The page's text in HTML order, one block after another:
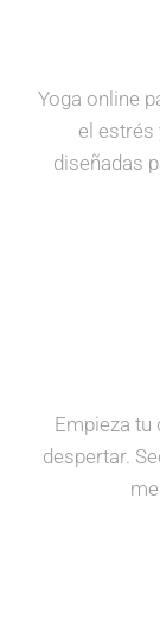
Yoga online
el estrés
diseñadas
Empieza tu
despertar.